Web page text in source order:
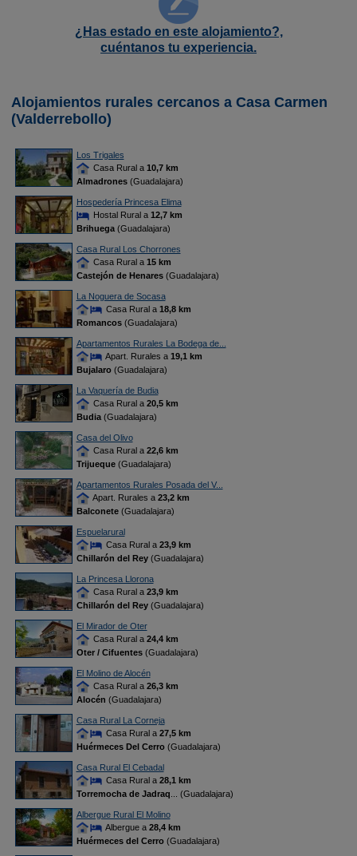
¿Has estado en este alojamiento?,
cuéntanos tu experiencia.
Alojamientos rurales cercanos a Casa Carmen
(Valderrebollo)
Los Trigales
Casa Rural a 10,7 km
Almadrones(Guadalajara)
Hospedería Princesa Elima
Hostal Rural a 12,7 km
Brihuega(Guadalajara)
Casa Rural Los Chorrones
Casa Rural a 15 km
Castejón de Henares(Guadalajara)
La Noguera de Socasa
Casa Rural a 18,8 km
Romancos(Guadalajara)
Apartamentos Rurales La Bodega de...
Apart. Rurales a 19,1 km
Bujalaro(Guadalajara)
La Vaquería de Budia
Casa Rural a 20,5 km
Budia(Guadalajara)
Casa del Olivo
Casa Rural a 22,6 km
Trijueque(Guadalajara)
Apartamentos Rurales Posada del V...
Apart. Rurales a 23,2 km
Balconete(Guadalajara)
Espuelarural
Casa Rural a 23,9 km
Chillarón del Rey(Guadalajara)
La Princesa Llorona
Casa Rural a 23,9 km
Chillarón del Rey(Guadalajara)
El Mirador de Oter
Casa Rural a 24,4 km
Oter / Cifuentes(Guadalajara)
El Molino de Alocén
Casa Rural a 26,3 km
Alocén (Guadalajara)
Casa Rural La Corneja
Casa Rural a 27,5 km
Huérmeces Del Cerro(Guadalajara)
Casa Rural El Cebadal
Casa Rural a 28,1 km
Torremocha de Jadraq ... (Guadalajara)
Albergue Rural El Molino
Albergue a 28,4 km
Huérmeces del Cerro(Guadalajara)